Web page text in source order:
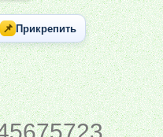
📌 Прикрепить